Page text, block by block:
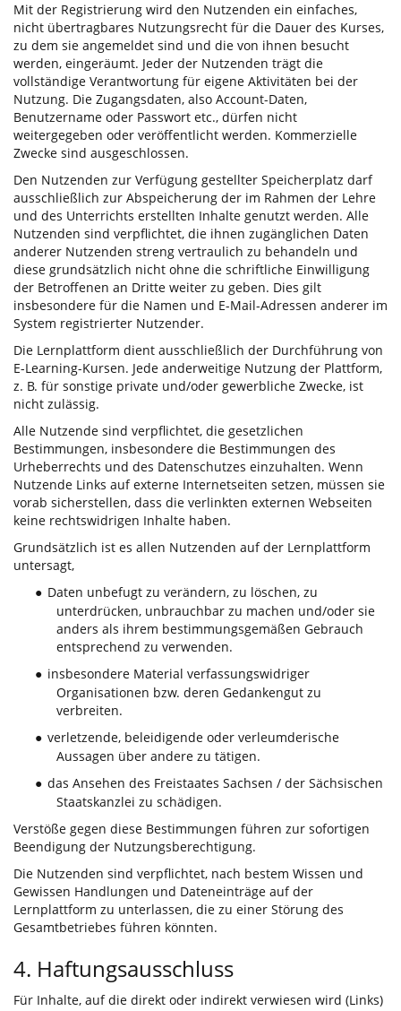
Mit der Registrierung wird den Nutzenden ein einfaches,
nicht übertragbares Nutzungsrecht für die Dauer des Kurses,
zu dem sie angemeldet sind und die von ihnen besucht
werden, eingeräumt. Jeder der Nutzenden trägt die
vollständige Verantwortung für eigene Aktivitäten bei der
Nutzung. Die Zugangsdaten, also Account-Daten,
Benutzername oder Passwort etc., dürfen nicht
weitergegeben oder veröffentlicht werden. Kommerzielle
Zwecke sind ausgeschlossen.
Den Nutzenden zur Verfügung gestellter Speicherplatz darf
ausschließlich zur Abspeicherung der im Rahmen der Lehre
und des Unterrichts erstellten Inhalte genutzt werden. Alle
Nutzenden sind verpflichtet, die ihnen zugänglichen Daten
anderer Nutzenden streng vertraulich zu behandeln und
diese grundsätzlich nicht ohne die schriftliche Einwilligung
der Betroffenen an Dritte weiter zu geben. Dies gilt
insbesondere für die Namen und E-Mail-Adressen anderer im
System registrierter Nutzender.
Die Lernplattform dient ausschließlich der Durchführung von
E-Learning-Kursen. Jede anderweitige Nutzung der Plattform,
z. B. für sonstige private und/oder gewerbliche Zwecke, ist
nicht zulässig.
Alle Nutzende sind verpflichtet, die gesetzlichen
Bestimmungen, insbesondere die Bestimmungen des
Urheberrechts und des Datenschutzes einzuhalten. Wenn
Nutzende Links auf externe Internetseiten setzen, müssen sie
vorab sicherstellen, dass die verlinkten externen Webseiten
keine rechtswidrigen Inhalte haben.
Grundsätzlich ist es allen Nutzenden auf der Lernplattform
untersagt,
● Daten unbefugt zu verändern, zu löschen, zu
unterdrücken, unbrauchbar zu machen und/oder sie
anders als ihrem bestimmungsgemäßen Gebrauch
entsprechend zu verwenden.
● insbesondere Material verfassungswidriger
Organisationen bzw. deren Gedankengut zu
verbreiten.
● verletzende, beleidigende oder verleumderische
Aussagen über andere zu tätigen.
● das Ansehen des Freistaates Sachsen / der Sächsischen
Staatskanzlei zu schädigen.
Verstöße gegen diese Bestimmungen führen zur sofortigen
Beendigung der Nutzungsberechtigung.
Die Nutzenden sind verpflichtet, nach bestem Wissen und
Gewissen Handlungen und Dateneinträge auf der
Lernplattform zu unterlassen, die zu einer Störung des
Gesamtbetriebes führen könnten.
4. Haftungsausschluss
Für Inhalte, auf die direkt oder indirekt verwiesen wird (Links)